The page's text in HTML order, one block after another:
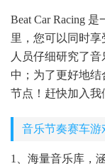
Beat Car Racing
里，您可以同时
人员仔细研究了
中；为了更好地
节点！赶快加入我
音乐节奏赛车游
1、海量音乐库，